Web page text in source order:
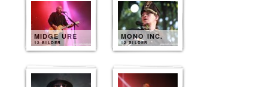
MIDGE URE
12 BILDER
MONO INC.
12 BILDER